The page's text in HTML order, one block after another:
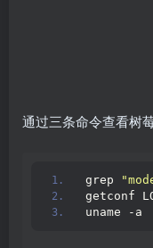
通过三条命令查看树
grep
getconf
uname -a